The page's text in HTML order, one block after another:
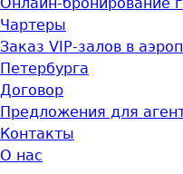
Чартеры
Заказ VIP-залов в
Петербурга
Договор
Предложения для
Контакты
О нас